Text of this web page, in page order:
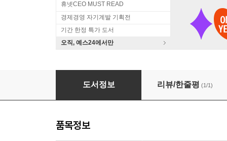
휴넷CEO MUST READ
경제경영 자기계발 기획전
기간 한정 특가 도서
오직, 예스24에서만
눈 떠보니 커피 사업가?!
도서정보 리뷰/한줄평 (1/1)
품목정보